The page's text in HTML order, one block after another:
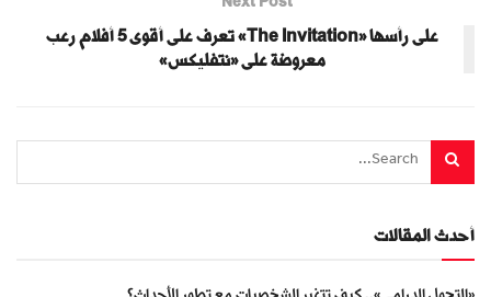
على رأسها «The Invitation» تعرف على أقوى 5 أفلام رعب
معروضة على «نتفليكس»
أحدث المقالات